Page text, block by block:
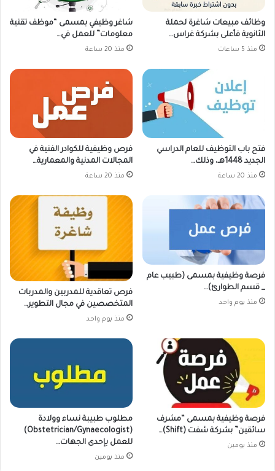
وظائف مبيعات شاغرة لحملة
الثانوية فأعلى بشركة غراس…
منذ 5 ساعات
شاغر وظيفي بمسمى “موظف تقنية
معلومات” للعمل في…
منذ 20 ساعة
فتح باب التوظيف للعام الدراسي
الجديد 1448هـ، وذلك…
منذ 20 ساعة
فرص وظيفية للكوادر الفنية في
المجالات المدنية والمعمارية…
منذ 20 ساعة
فرصة وظيفية بمسمى (طبيب عام
_ قسم الطوارئ)…
منذ يوم واحد
فرص تعاقدية للمدربين والمدربات
المتخصصين في مجال التطوير…
منذ يوم واحد
فرصة وظيفية بمسمى “مشرف
سائقين” بشركة شفت (Shift)…
منذ يومين
مطلوب طبيبة نساء وولادة
(Obstetrician/Gynaecologist)
للعمل بإحدى الجهات…
منذ يومين